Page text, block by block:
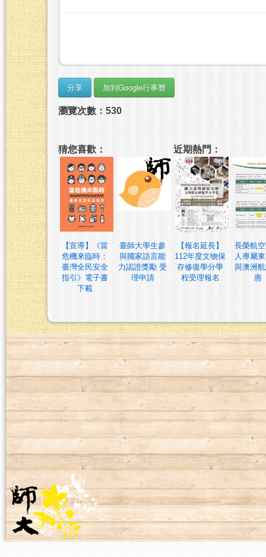
瀏覽次數：530
猜您喜歡：
【宣導】《當
危機來臨時：
臺灣全民安全
指引》電子書
下載
臺師大學生參
與國家語言能
力認證獎勵 受
理申請
近期熱門：
【報名延長】
112年度文物保
存修復學分學
程受理報名
長榮航
人專屬
與澳洲
惠